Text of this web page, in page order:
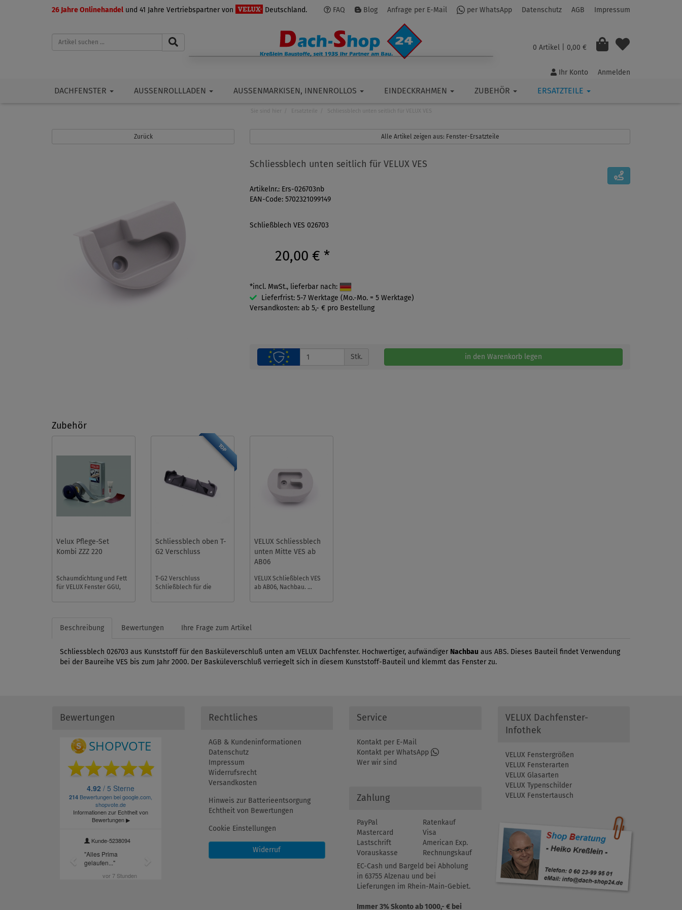
26 Jahre Onlinehandel und 41 Jahre Vertriebspartner von Deutschland. FAQ Blog Anfrage per E-Mail per WhatsApp Datenschutz AGB Impressum
0 Artikel | 0,00 €
Ihr Konto Anmelden
DACHFENSTER AUSSENROLLLADEN AUSSENMARKISEN, INNENROLLOS EINDECKRAHMEN ZUBEHÖR ERSATZTEILE
Sie sind hier Ersatzteile Schliessblech unten seitlich für VELUX VES
Zurück Alle Artikel zeigen aus: Fenster-Ersatzteile
Schliessblech unten seitlich für VELUX VES
Artikelnr.: Ers-026703nb
EAN-Code: 5702321099149
Schließblech VES 026703
20,00 € *
*incl. MwSt., lieferbar nach:
Lieferfrist: 5-7 Werktage (Mo.-Mo. = 5 Werktage)
Versandkosten: ab 5,- € pro Bestellung
Stk. in den Warenkorb legen
Zubehör
Velux Pflege-Set
Kombi ZZZ 220
Schaumdichtung und Fett
für VELUX Fenster GGU,
bis 2012 sowie VU und VKU
TOP
Schliessblech oben T-
G2 Verschluss
T-G2 Verschluss
Schließblech für die
V21. Die Verriegelung
VELUX Schliessblech
unten Mitte VES ab
AB06
VELUX Schließblech VES
ab AB06, Nachbau. ...
Beschreibung Bewertungen Ihre Frage zum Artikel
Schliessblech 026703 aus Kunststoff für den Basküleverschluß unten am VELUX Dachfenster. Hochwertiger, aufwändiger Nachbau aus ABS. Dieses Bauteil findet Verwendung
bei der Baureihe VES bis zum Jahr 2000. Der Basküleverschluß verriegelt sich in diesem Kunststoff-Bauteil und klemmt das Fenster zu.
Bewertungen Rechtliches
AGB & Kundeninformationen
Datenschutz
Impressum
Widerrufsrecht
Versandkosten
Hinweis zur Batterieentsorgung
Echtheit von Bewertungen
Cookie Einstellungen
Widerruf
Service
Kontakt per E-Mail
Kontakt per WhatsApp
Wer wir sind
Zahlung
PayPal
Ratenkauf
Mastercard
Visa
Lastschrift
American Exp.
Vorauskasse
Rechnungskauf
EC-Cash und Bargeld bei Abholung
in 63755 Alzenau und bei
Lieferungen im Rhein-Main-Gebiet.
Immer 3% Skonto ab 1000,- € bei
VELUX Dachfenster-
Infothek
VELUX Fenstergrößen
VELUX Fensterarten
VELUX Glasarten
VELUX Typenschilder
VELUX Fenstertausch